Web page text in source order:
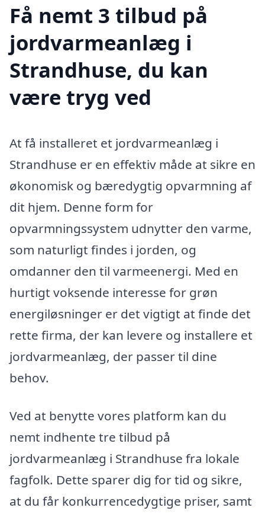
Få nemt 3 tilbud på
jordvarmeanlæg i
Strandhuse, du kan
være tryg ved
At få installeret et jordvarmeanlæg i
Strandhuse er en effektiv måde at sikre en
økonomisk og bæredygtig opvarmning af
dit hjem. Denne form for
opvarmningssystem udnytter den varme,
som naturligt findes i jorden, og
omdanner den til varmeenergi. Med en
hurtigt voksende interesse for grøn
energiløsninger er det vigtigt at finde det
rette firma, der kan levere og installere et
jordvarmeanlæg, der passer til dine
behov.
Ved at benytte vores platform kan du
nemt indhente tre tilbud på
jordvarmeanlæg i Strandhuse fra lokale
fagfolk. Dette sparer dig for tid og sikre,
at du får konkurrencedygtige priser, samt